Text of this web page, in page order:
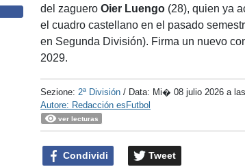
del zagueroOier Luengo (28), quien ya
el cuadro castellano en el pasado
en Segunda División). Firma un nuevo
2029.
Sezione:2ª División / Data: Mi� 08 julio 2026 a
Autore: Redacción esFutbol
ver lecturas
Condividi Tweet